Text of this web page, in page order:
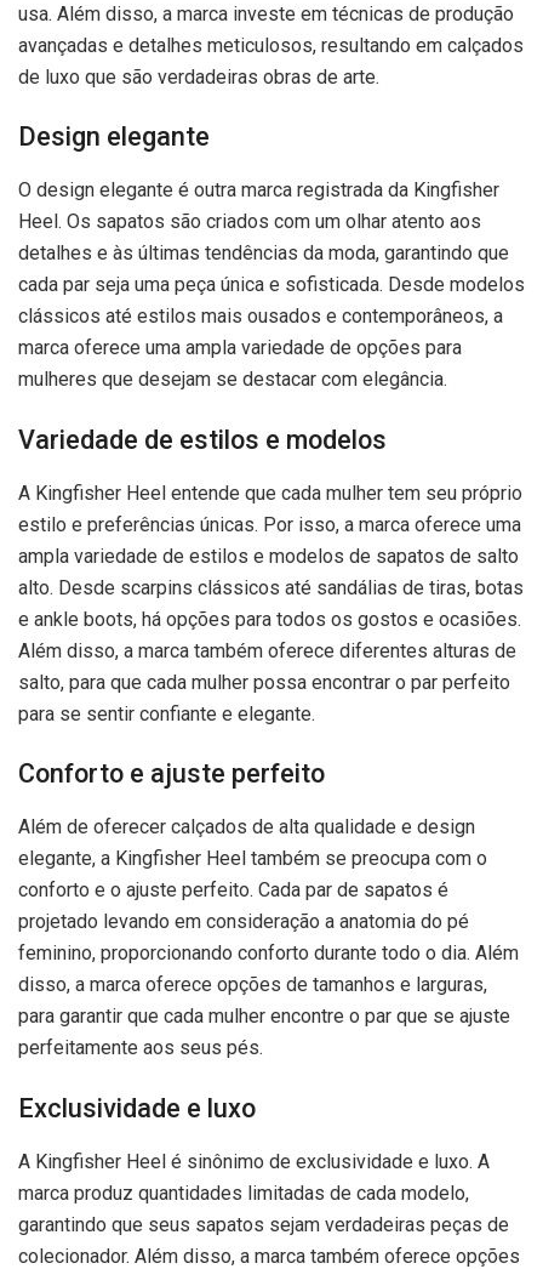
usa. Além disso, a marca investe em técnicas de produção
avançadas e detalhes meticulosos, resultando em calçados
de luxo que são verdadeiras obras de arte.
Design elegante
O design elegante é outra marca registrada da Kingfisher
Heel. Os sapatos são criados com um olhar atento aos
detalhes e às últimas tendências da moda, garantindo que
cada par seja uma peça única e sofisticada. Desde modelos
clássicos até estilos mais ousados e contemporâneos, a
marca oferece uma ampla variedade de opções para
mulheres que desejam se destacar com elegância.
Variedade de estilos e modelos
A Kingfisher Heel entende que cada mulher tem seu próprio
estilo e preferências únicas. Por isso, a marca oferece uma
ampla variedade de estilos e modelos de sapatos de salto
alto. Desde scarpins clássicos até sandálias de tiras, botas
e ankle boots, há opções para todos os gostos e ocasiões.
Além disso, a marca também oferece diferentes alturas de
salto, para que cada mulher possa encontrar o par perfeito
para se sentir confiante e elegante.
Conforto e ajuste perfeito
Além de oferecer calçados de alta qualidade e design
elegante, a Kingfisher Heel também se preocupa com o
conforto e o ajuste perfeito. Cada par de sapatos é
projetado levando em consideração a anatomia do pé
feminino, proporcionando conforto durante todo o dia. Além
disso, a marca oferece opções de tamanhos e larguras,
para garantir que cada mulher encontre o par que se ajuste
perfeitamente aos seus pés.
Exclusividade e luxo
A Kingfisher Heel é sinônimo de exclusividade e luxo. A
marca produz quantidades limitadas de cada modelo,
garantindo que seus sapatos sejam verdadeiras peças de
colecionador. Além disso, a marca também oferece opções